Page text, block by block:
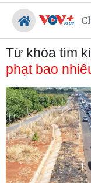
Chính trị
Đảng
Tổ chức nhân sự
Quốc hội
Nhận diện sự thật
Từ khóa tìm
phạt bao